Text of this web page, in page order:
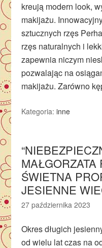
kreują modern look,
makijażu.
sztucznych rzęs
rzęs naturalnych i
zapewnia niczym
pozwalając na
makijażu. Zarówno
Kategoria:inne
MAŁGORZATA
ŚWIETNA
JESIENNE
27 października 2023
Okres długich
od wielu lat czas na